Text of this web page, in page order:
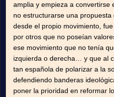
amplia y empieza a convertirse
no estructurarse una
desde el propio movimiento,
por otros que no poseían
ese movimiento que no tenía
izquierda o derecha… y que al
tan española de polarizar a la
defendiendo banderas
poner la prioridad en reformar